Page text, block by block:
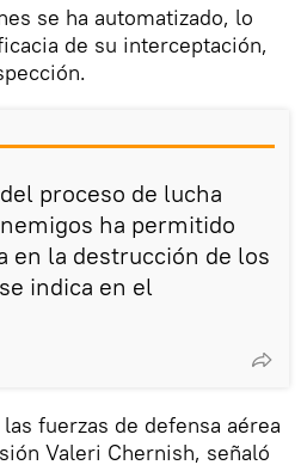
se ha automatizado, lo
de su interceptación,
proceso de lucha
ha permitido
en la destrucción de los
indica en el
fuerzas de defensa aérea
Valeri Chernish, señaló